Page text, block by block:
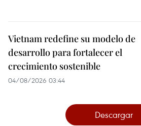
Vietnam redefine su modelo de
desarrollo para fortalecer el
crecimiento sostenible
04/08/2026 03:44
Descargar